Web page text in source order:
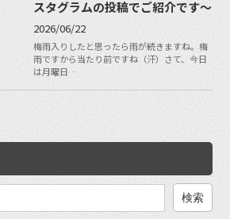
スタグラムの投稿でご紹介です〜
2026/06/22
梅雨入りしたと思ったら雨が続きますね。梅
雨ですから当たり前ですね（汗）さて、今日
は月曜日…